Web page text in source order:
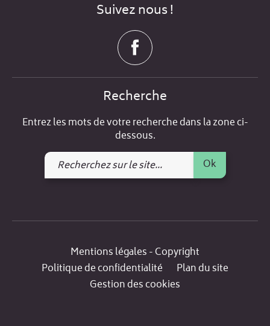
Suivez nous !
Recherche
Entrez les mots de votre recherche dans la zone ci-
dessous.
Recherchez
sur
Ok
Mentions légales - Copyright
Politique de confidentialité
Plan du site
Gestion des cookies